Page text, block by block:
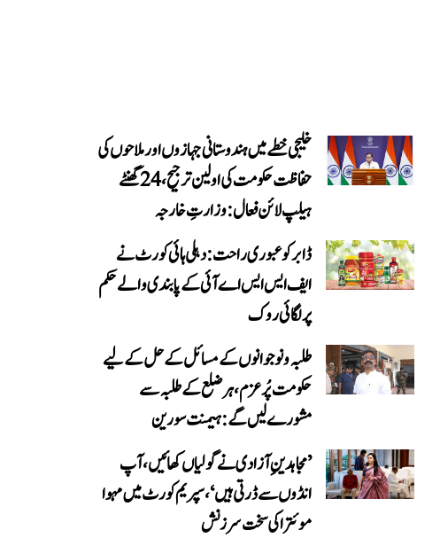
خلیجی خطے میں ہندوستانی جہازوں اور ملاحوں کی
حفاظت حکومت کی اولین ترجیح، 24 گھنٹے
ہیلپ لائن فعال: وزارتِ خارجہ
ڈابر کو عبوری راحت: دہلی ہائی کورٹ نے
ایف ایس ایس اے آئی کے پابندی والے حکم
پر لگائی روک
طلبہ و نوجوانوں کے مسائل کے حل کے لیے
حکومت پُرعزم، ہر ضلع کے طلبہ سے
مشورے لیں گے: ہیمنت سورین
’مجاہدینِ آزادی نے گولیاں کھائیں، آپ
انڈوں سے ڈرتی ہیں‘، سپریم کورٹ میں مہوا
موئترا کی سخت سرزنش